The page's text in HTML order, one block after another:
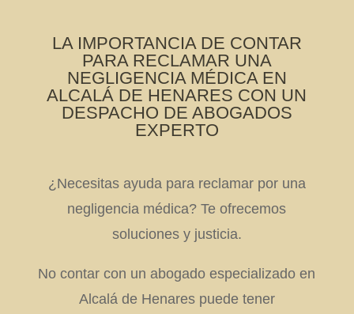
LA IMPORTANCIA DE CONTAR
PARA RECLAMAR UNA
NEGLIGENCIA MÉDICA EN
ALCALÁ DE HENARES CON UN
DESPACHO DE ABOGADOS
EXPERTO
¿Necesitas ayuda para reclamar por una
negligencia médica? Te ofrecemos
soluciones y justicia.
No contar con un abogado especializado en
Alcalá de Henares puede tener